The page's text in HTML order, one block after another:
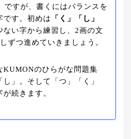
ですが、書くにはバランスを
です。初めは
「く」「し」
ない字から練習し、2画の文
ずつ進めていきましょう。
KUMONのひらがな問題集
」。そして「つ」「く」
が続きます。